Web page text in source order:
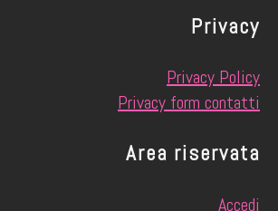
Privacy
Privacy Policy
Privacy form contatti
Area riservata
Accedi